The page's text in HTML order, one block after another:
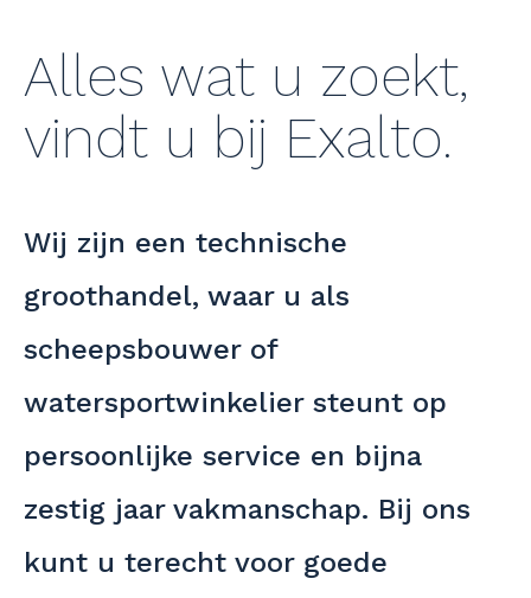
Alles wat u zoekt,
vindt u bij Exalto.
Wij zijn een technische
groothandel, waar u als
scheepsbouwer of
watersportwinkelier steunt op
persoonlijke service en bijna
zestig jaar vakmanschap. Bij ons
kunt u terecht voor goede